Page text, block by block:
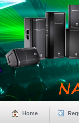
Home